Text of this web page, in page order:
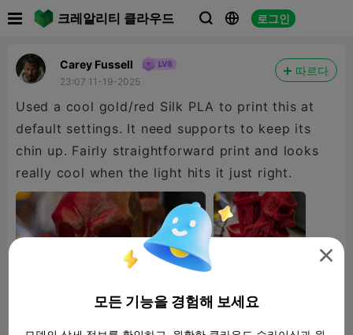
크레알리티 클라우드   로그인
Carey Fussell
23:07 11-19-2025
따르다
Used a cool gold/red Silk PLA to print this at
default settings. It need supports to keep its
chin up. Fairly straightforward print and looks
really cool when the light hits it just right.

모든 기능을 경험해 보세요